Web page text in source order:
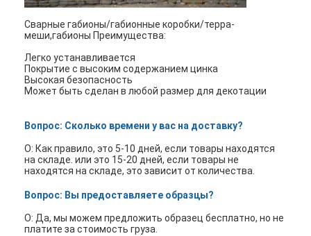
Сварные габионы/габионные коробки/терра-
меши,габионы Преимущества:
Легко устанавливается
Покрытие с высоким содержанием цинка
Высокая безопасность
Может быть сделан в любой размер для декотации
Вопрос: Сколько времени у вас на доставку?
О: Как правило, это 5-10 дней, если товары находятся
на складе. или это 15-20 дней, если товары не
находятся на складе, это зависит от количества.
Вопрос: Вы предоставляете образцы?
О: Да, мы можем предложить образец бесплатно, но не
платите за стоимость груза.